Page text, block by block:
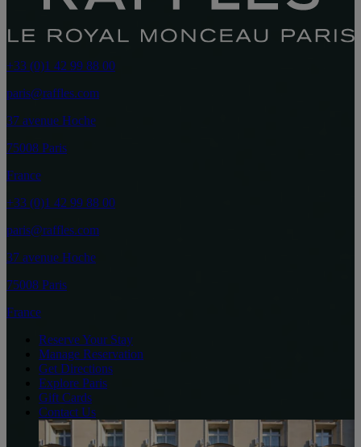
+33 (0)1 42 99 88 00
paris@raffles.com
37 avenue Hoche
75008 Paris
France
+33 (0)1 42 99 88 00
paris@raffles.com
37 avenue Hoche
75008 Paris
France
Reserve Your Stay
Manage Reservation
Get Directions
Explore Paris
Gift Cards
Contact Us